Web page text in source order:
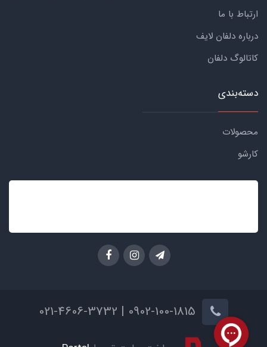
ارتباط با ما
درباره دلفان لایف
کاتالوگ دلفان
دسته‌بندی
محصولات
کارشو